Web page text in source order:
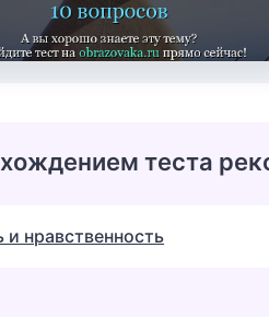
теста
нравственность